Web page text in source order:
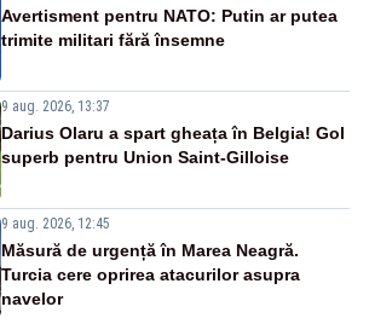
Avertisment pentru NATO: Putin ar putea
trimite militari fără însemne
9 aug. 2026, 13:37
Darius Olaru a spart gheața în Belgia! Gol
superb pentru Union Saint-Gilloise
9 aug. 2026, 12:45
Măsură de urgență în Marea Neagră.
Turcia cere oprirea atacurilor asupra
navelor